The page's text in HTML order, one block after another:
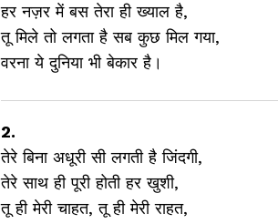
हर नज़र में बस तेरा ही ख्याल है,
तू मिले तो लगता है सब कुछ मिल गया,
वरना ये दुनिया भी बेकार है।
2.
तेरे बिना अधूरी सी लगती है जिंदगी,
तेरे साथ ही पूरी होती हर खुशी,
तू ही मेरी चाहत, तू ही मेरी राहत,